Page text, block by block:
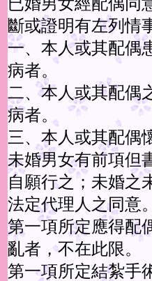
斷或證明有左列情
一、本人或其配偶
病者。
二、本人或其配偶
病者。
三、本人或其配偶
未婚男女有前項但
自願行之；未婚之
法定代理人之同意
第一項所定應得配
亂者，不在此限。
第一項所定結紮手